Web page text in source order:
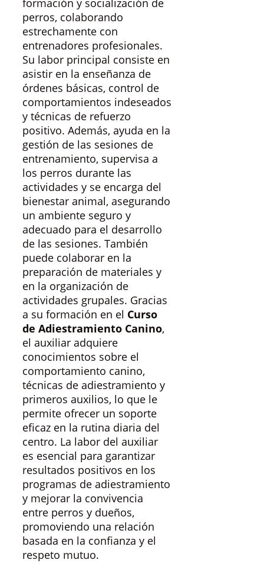
formación y socialización de
perros, colaborando
estrechamente con
entrenadores profesionales.
Su labor principal consiste en
asistir en la enseñanza de
órdenes básicas, control de
comportamientos indeseados
y técnicas de refuerzo
positivo. Además, ayuda en la
gestión de las sesiones de
entrenamiento, supervisa a
los perros durante las
actividades y se encarga del
bienestar animal, asegurando
un ambiente seguro y
adecuado para el desarrollo
de las sesiones. También
puede colaborar en la
preparación de materiales y
en la organización de
actividades grupales. Gracias
a su formación en el Curso
de Adiestramiento Canino,
el auxiliar adquiere
conocimientos sobre el
comportamiento canino,
técnicas de adiestramiento y
primeros auxilios, lo que le
permite ofrecer un soporte
eficaz en la rutina diaria del
centro. La labor del auxiliar
es esencial para garantizar
resultados positivos en los
programas de adiestramiento
y mejorar la convivencia
entre perros y dueños,
promoviendo una relación
basada en la confianza y el
respeto mutuo.